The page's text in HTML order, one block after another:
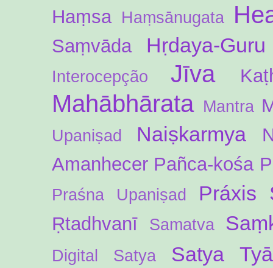
Haṃsa Haṃsānugata
Saṃvāda Hṛdaya-Guru
Interocepção Jīva
Mahābhārata Mantra
Upaniṣad Naiṣkarmya
Amanhecer Pañca-kośa
Praśna Upaniṣad Práxis
Ṛtadhvanī Samatva
Digital Satya
Satya